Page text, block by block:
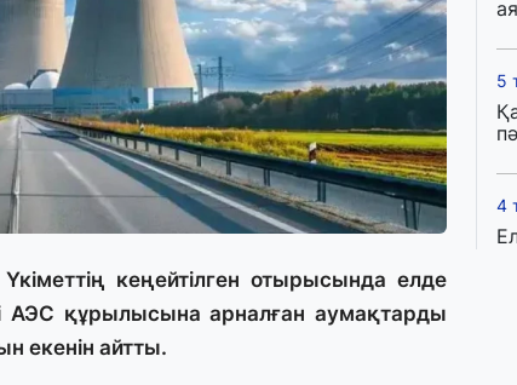
кеңейтілген отырысында елде
АЭС құрылысына арналған аумақтарды
екенін айтты.
5
4